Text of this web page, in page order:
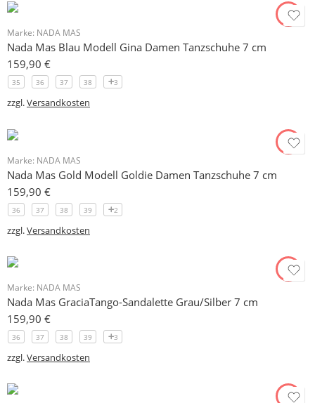
Marke: NADA MAS
Nada Mas Blau Modell Gina Damen Tanzschuhe 7 cm
159,90 €
35 36 37 38 3
zzgl.Versandkosten
Marke: NADA MAS
Nada Mas Gold Modell Goldie Damen Tanzschuhe 7 cm
159,90 €
36 37 38 39 2
zzgl.Versandkosten
Marke: NADA MAS
Nada Mas GraciaTango-Sandalette Grau/Silber 7 cm
159,90 €
36 37 38 39 3
zzgl.Versandkosten